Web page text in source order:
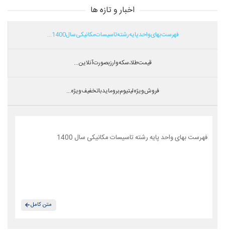
اخبار و تازه ها
فهرست بهای واحد پایه رشته تاسیسات مکانیکی سال 1400...
قیمت طلا،سکه و ارز بصورت آنلاین...
فروش ویژه لیتیوم بروماید با تخفیف ویژه...
فهرست بهای واحد پایه رشته تاسیسات مکانیکی سال 1400
متن کامل